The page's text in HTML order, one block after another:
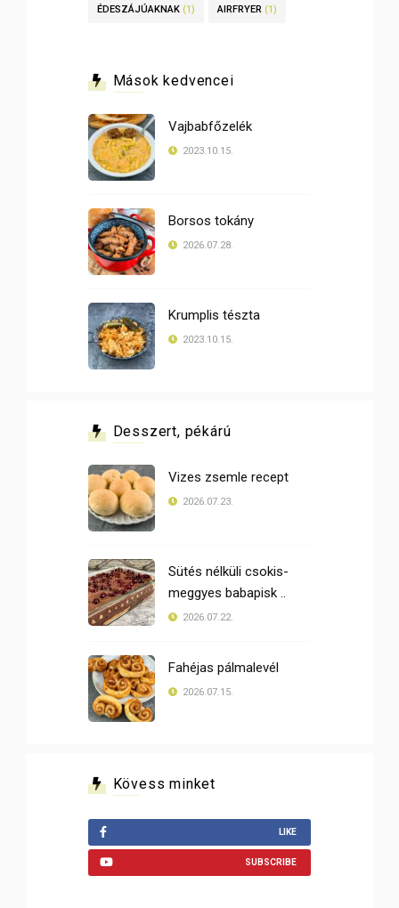
ÉDESZÁJÚAKNAK (1) AIRFRYER (1)
Mások kedvencei
Vajbabfőzelék
2023.10.15.
Borsos tokány
2026.07.28.
Krumplis tészta
2023.10.15.
Desszert, pékárú
Vizes zsemle recept
2026.07.23.
Sütés nélküli csokis-
meggyes babapisk ..
2026.07.22.
Fahéjas pálmalevél
2026.07.15.
Kövess minket
LIKE
SUBSCRIBE